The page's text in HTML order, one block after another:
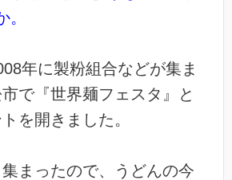
。
年に製粉組合などが集ま
で『世界麺フェスタ』と
を開きました。
集まったので、うどんの今